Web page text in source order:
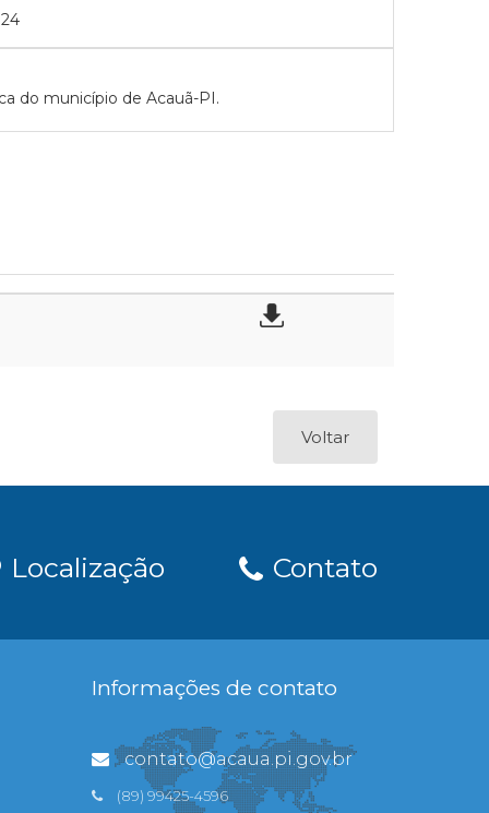
do município de Acauã-PI.
Voltar
Localização Contato
Informações de contato
contato@acaua.pi.gov.br
(89) 99425-4596